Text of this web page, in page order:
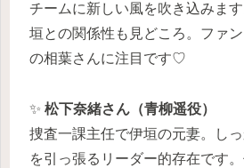
チームに新しい風を吹き込みま
垣との関係性も見どころ。ファ
の相葉さんに注目です♡
✨ 松下奈緒さん（青柳遥役）
捜査一課主任で伊垣の元妻。し
を引っ張るリーダー的存在です